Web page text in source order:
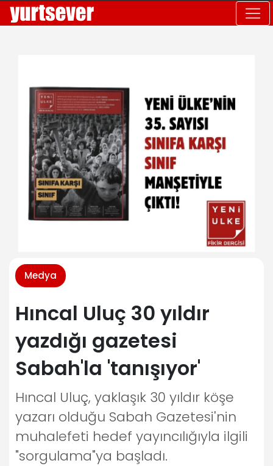
Medya
Hıncal Uluç 30 yıldır
yazdığı gazetesi
Sabah'la 'tanışıyor'
Hıncal Uluç, yaklaşık 30 yıldır köşe
yazarı olduğu Sabah Gazetesi'nin
muhalefeti hedef yayıncılığıyla ilgili
"sorgulama"ya başladı.